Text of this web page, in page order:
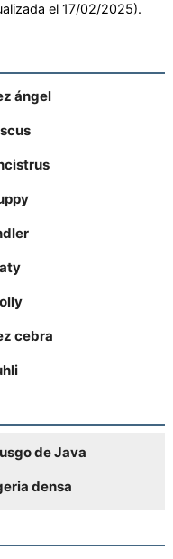
el 17/02/2025).
ángel
cebra
de Java
densa